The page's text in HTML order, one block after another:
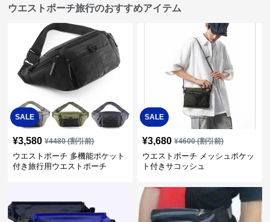
ウエストポーチ旅行のおすすめアイテム
SALE
¥3,580 ¥4480(割引前)
ウエストポーチ 多機能ポケット
付き旅行用ウエストポーチ
SALE
¥3,680 ¥4600(割引前)
ウエストポーチ メッシュポケッ
ト付きサコッシュ